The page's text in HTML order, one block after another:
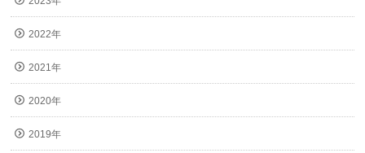
2022年
2021年
2020年
2019年